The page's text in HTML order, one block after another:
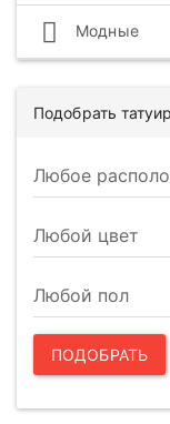
Модные
Подобрать
ПОДОБРАТЬ